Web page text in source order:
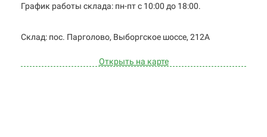
График работы склада: пн-пт с 10:00 до 18:00.
Cклад: пос. Парголово, Выборгское шоссе, 212А
Открыть на карте